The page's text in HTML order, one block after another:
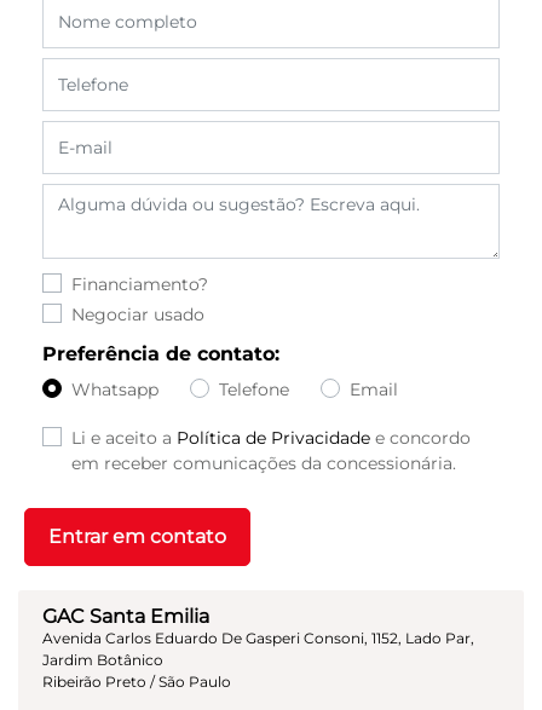
GAC Santa Emilia
Avenida Carlos Eduardo De Gasperi Consoni, 1152, Lado Par,
Jardim Botânico
Ribeirão Preto / São Paulo
Financiamento?
Negociar usado
Preferência de contato:
Whatsapp Telefone Email
Li e aceito a Política de Privacidade e concordo
em receber comunicações da concessionária.
Entrar em contato